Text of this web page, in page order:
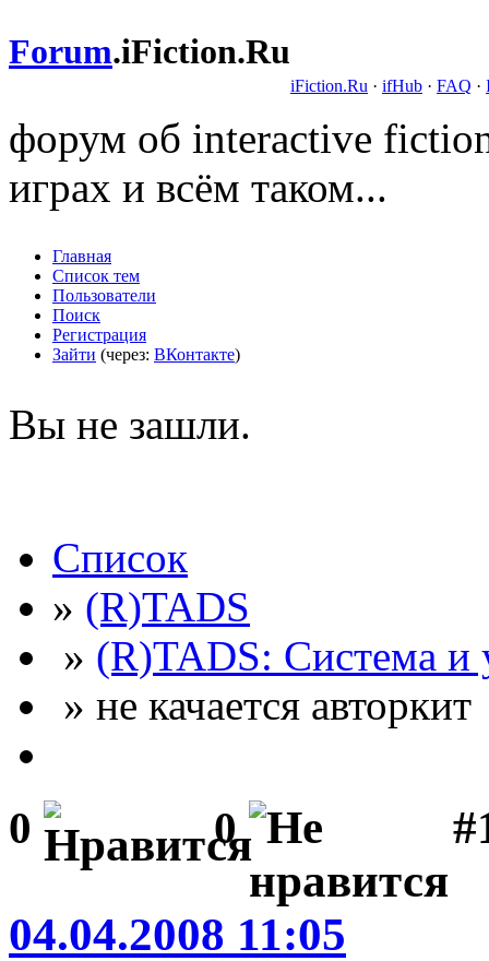
Forum.iFiction.Ru
iFiction.Ru · ifHub · FAQ ·
форум об interactive
играх и всём таком...
Главная
Список тем
Пользователи
Поиск
Регистрация
Зайти (через: ВКонтакте)
Вы не зашли.
Список
» (R)TADS
» (R)TADS: Система и
» не качается авторкит
0 0
04.04.2008 11:05